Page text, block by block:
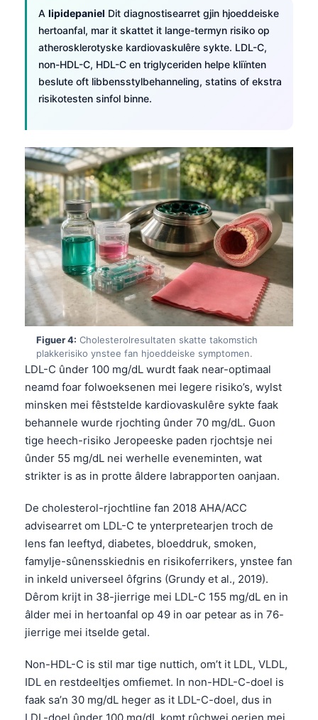
A lipidepaniel Dit diagnostisearret gjin hjoeddeiske
hertoanfal, mar it skattet it lange-termyn risiko op
atherosklerotyske kardiovaskulêre sykte. LDL-C,
non-HDL-C, HDL-C en triglyceriden helpe kliïnten
beslute oft libbensstylbehanneling, statins of ekstra
risikotesten sinfol binne.
Figuer 4: Cholesterolresultaten skatte takomstich
plakkerisiko ynstee fan hjoeddeiske symptomen.
LDL-C ûnder 100 mg/dL wurdt faak near-optimaal
neamd foar folwoeksenen mei legere risiko’s, wylst
minsken mei fêststelde kardiovaskulêre sykte faak
behannele wurde rjochting ûnder 70 mg/dL. Guon
tige heech-risiko Jeropeeske paden rjochtsje nei
ûnder 55 mg/dL nei werhelle eveneminten, wat
strikter is as in protte âldere labrapporten oanjaan.
De cholesterol-rjochtline fan 2018 AHA/ACC
advisearret om LDL-C te ynterpretearjen troch de
lens fan leeftyd, diabetes, bloeddruk, smoken,
famylje-sûnensskiednis en risikoferrikers, ynstee fan
in inkeld universeel ôfgrins (Grundy et al., 2019).
Dêrom krijt in 38-jierrige mei LDL-C 155 mg/dL en in
âlder mei in hertoanfal op 49 in oar petear as in 76-
jierrige mei itselde getal.
Non-HDL-C is stil mar tige nuttich, om’t it LDL, VLDL,
IDL en restdeeltjes omfiemet. In non-HDL-C-doel is
faak sa’n 30 mg/dL heger as it LDL-C-doel, dus in
LDL-doel ûnder 100 mg/dL komt rûchwei oerien mei